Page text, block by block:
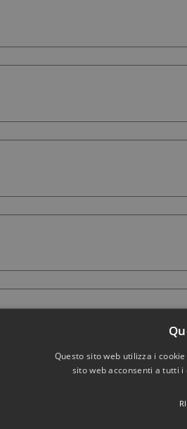
Questo sito web utilizza i
sito web acconsenti a tutti